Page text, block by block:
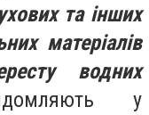
та інших
матеріалів
водних
у